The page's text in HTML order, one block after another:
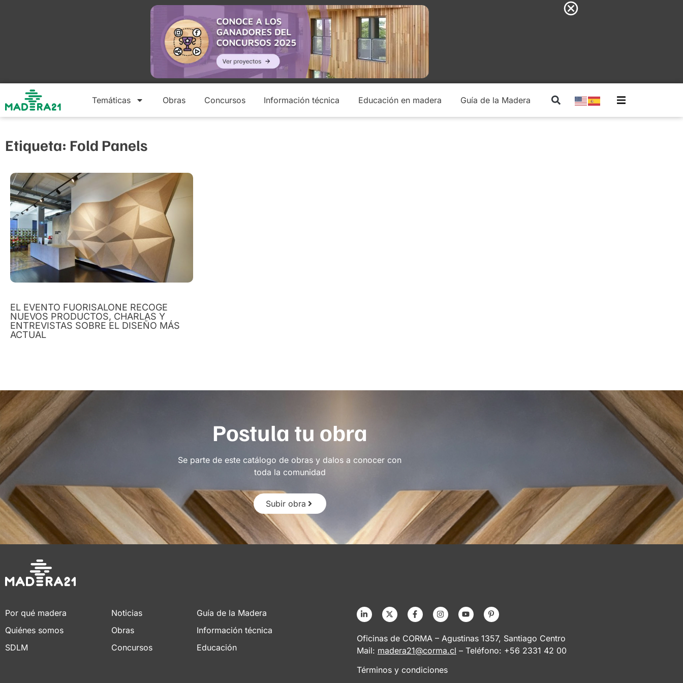
Temáticas Obras Concursos Información técnica Educación en madera Guía de la Madera
Etiqueta: Fold Panels
EL EVENTO FUORISALONE RECOGE
NUEVOS PRODUCTOS, CHARLAS Y
ENTREVISTAS SOBRE EL DISEÑO MÁS
ACTUAL
Postula tu obra
Se parte de este catálogo de obras y dalos a conocer con
toda la comunidad
Subir obra
Por qué madera
Quiénes somos
SDLM
Noticias
Obras
Concursos
Guía de la Madera
Información técnica
Educación
Oficinas de CORMA – Agustinas 1357, Santiago Centro
Mail: madera21@corma.cl – Teléfono: +56 2331 42 00
Términos y condiciones